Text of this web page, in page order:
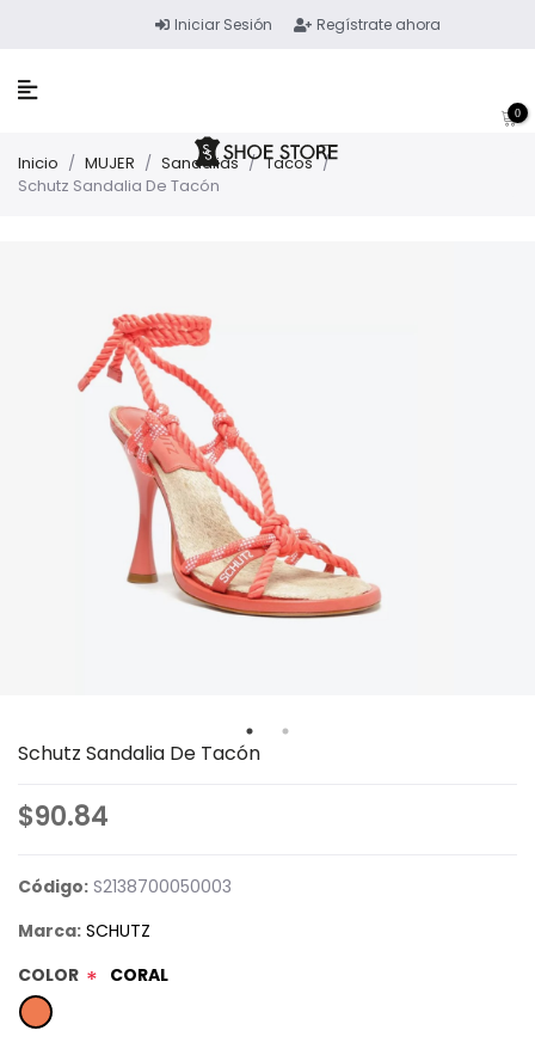
Iniciar Sesión Regístrate ahora
0
Inicio / MUJER / Sandalias / Tacos /
Schutz Sandalia De Tacón
Schutz Sandalia De Tacón
$90.84
Código: S2138700050003
Marca: SCHUTZ
COLOR * CORAL